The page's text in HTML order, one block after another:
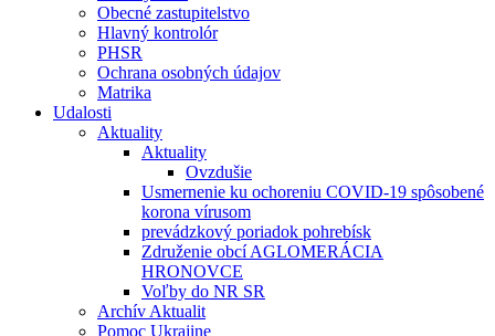
Obecné zastupitelstvo
Hlavný kontrolór
PHSR
Ochrana osobných údajov
Matrika
Udalosti
Aktuality
Aktuality
Ovzdušie
Usmernenie ku ochoreniu COVID-19 spôsobené
korona vírusom
prevádzkový poriadok pohrebísk
Združenie obcí AGLOMERÁCIA
HRONOVCE
Voľby do NR SR
Archív Aktualit
Pomoc Ukrajine